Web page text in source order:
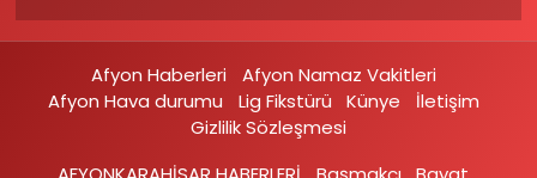
Afyon Haberleri
Afyon Namaz Vakitleri
Afyon Hava durumu
Lig Fikstürü Künye
İletişim
Gizlilik Sözleşmesi